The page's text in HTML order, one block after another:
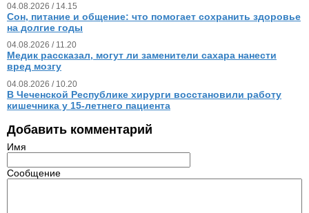
04.08.2026 / 14.15
Сон, питание и общение: что помогает сохранить здоровье
на долгие годы
04.08.2026 / 11.20
Медик рассказал, могут ли заменители сахара нанести
вред мозгу
04.08.2026 / 10.20
В Чеченской Республике хирурги восстановили работу
кишечника у 15‑летнего пациента
Добавить комментарий
Имя
Сообщение